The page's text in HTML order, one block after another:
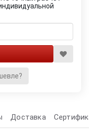
Доставка